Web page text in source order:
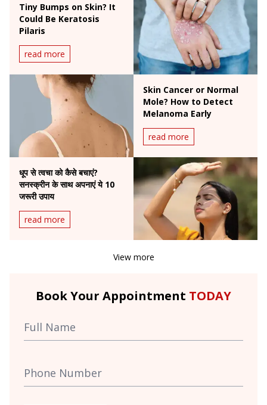
Tiny Bumps on Skin? It
Could Be Keratosis
Pilaris
read more
Skin Cancer or Normal
Mole? How to Detect
Melanoma Early
read more
धूप से त्वचा को कैसे बचाएं?
सनस्क्रीन के साथ अपनाएं ये 10
जरूरी उपाय
read more
View more
Book Your Appointment TODAY